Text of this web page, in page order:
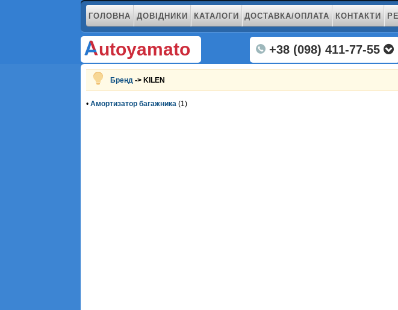
ГОЛОВНА ДОВІДНИКИ КАТАЛОГИ ДОСТАВКА/ОПЛАТА КОНТАКТИ
utoyamato +38 (098) 411-77-55
Бренд -> KILEN
•Амортизатор багажника (1)